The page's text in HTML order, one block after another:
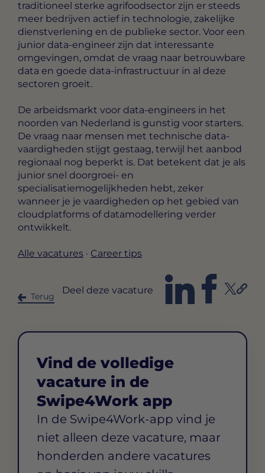
traditioneel sterke agrifoodsector zijn er steeds
meer bedrijven actief in technologie, zakelijke
dienstverlening en de publieke sector. Voor een
junior data-engineer zijn dat interessante
omgevingen, omdat de vraag naar betrouwbare
data en goede data-infrastructuur in al deze
sectoren groeit.
De arbeidsmarkt voor data-engineers in het
noorden van Nederland is gunstig voor starters.
De vraag naar mensen met technische data-
vaardigheden stijgt gestaag, terwijl het aanbod
regionaal nog beperkt is. Dat betekent dat je als
junior snel doorgroei- en
specialisatiemogelijkheden hebt, zeker
wanneer je je vaardigheden op het gebied van
cloudplatforms of datamodellering verder
ontwikkelt.
Alle vacatures · Career tips
Terug
Deel deze vacature
Vind de volledige
vacature in de
Swipe4Work app
In de Swipe4Work-app vind je
niet alleen deze vacature, maar
honderden andere vacatures